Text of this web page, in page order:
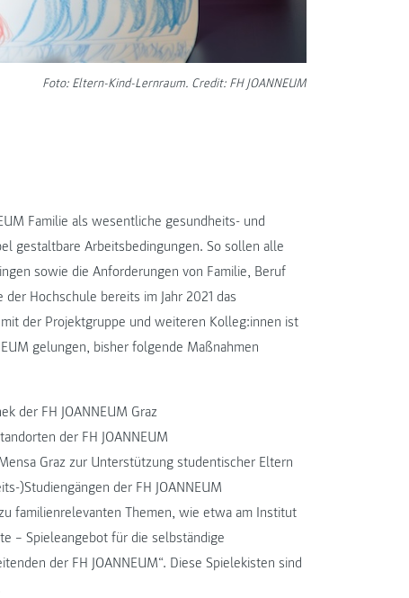
Foto: Eltern-Kind-Lernraum. Credit: FH JOANNEUM
Familie als wesentliche gesundheits- und
gestaltbare Arbeitsbedingungen. So sollen alle
sowie die Anforderungen von Familie, Beruf
Hochschule bereits im Jahr 2021 das
der Projektgruppe und weiteren Kolleg:innen ist
gelungen, bisher folgende Maßnahmen
der FH JOANNEUM Graz
der FH JOANNEUM
Graz zur Unterstützung studentischer Eltern
)Studiengängen der FH JOANNEUM
familienrelevanten Themen, wie etwa am Institut
– Spieleangebot für die selbständige
der FH JOANNEUM“. Diese Spielekisten sind